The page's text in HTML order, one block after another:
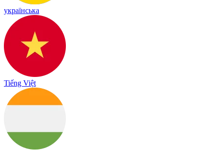
українська
Tiếng Việt